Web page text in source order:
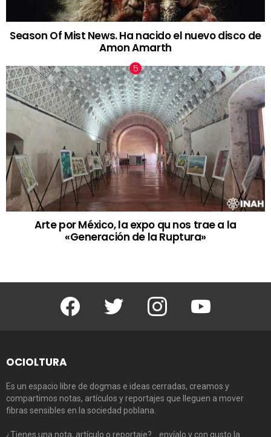
Season Of Mist News. Ha nacido el nuevo disco de
Amon Amarth
Arte por México, la expo qu nos trae a la
«Generación de la Ruptura»
Facebook Twitter Instagram Youtube
OCIOLTURA
Es un espacio libre de dogmas e ideas cerradas, creamos y
compartimos notas, artículos y reportajes que lleguen a mover
fibras sensibles en la sociedad poblana.
¿Tienes una nota, artículo o reportaje?… envíalo y con gusto la